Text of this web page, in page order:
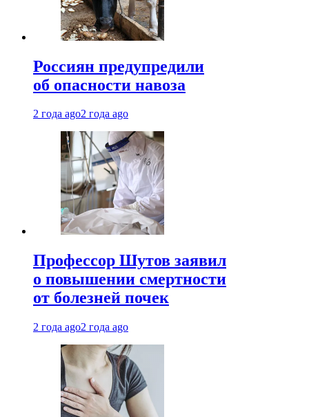
Россиян предупредили
об опасности навоза
2 года ago2 года ago
Профессор Шутов заявил
о повышении смертности
от болезней почек
2 года ago2 года ago